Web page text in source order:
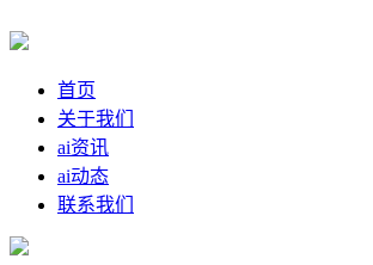
首页
关于我们
ai资讯
ai动态
联系我们